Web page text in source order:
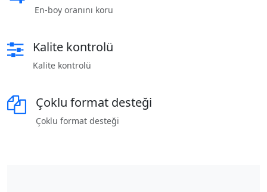
En-boy oranını koru
Kalite kontrolü
Kalite kontrolü
Çoklu format desteği
Çoklu format desteği